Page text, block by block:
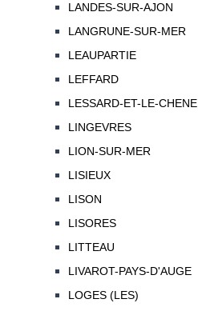
LANDES-SUR-AJON
LANGRUNE-SUR-MER
LEAUPARTIE
LEFFARD
LESSARD-ET-LE-CHENE
LINGEVRES
LION-SUR-MER
LISIEUX
LISON
LISORES
LITTEAU
LIVAROT-PAYS-D'AUGE
LOGES (LES)